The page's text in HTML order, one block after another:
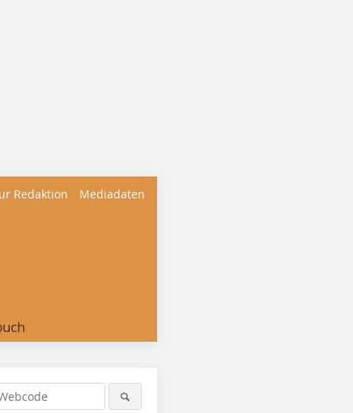
Redaktion Mediadaten